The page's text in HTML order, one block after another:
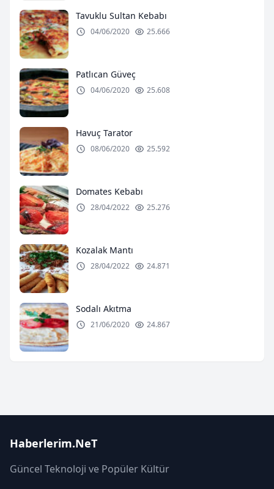
Tavuklu Sultan Kebabı
04/06/2020 25.666
Patlıcan Güveç
04/06/2020 25.608
Havuç Tarator
08/06/2020 25.592
Domates Kebabı
28/04/2022 25.276
Kozalak Mantı
28/04/2022 24.871
Sodalı Akıtma
21/06/2020 24.867
Haberlerim.NeT
Güncel Teknoloji ve Popüler Kültür